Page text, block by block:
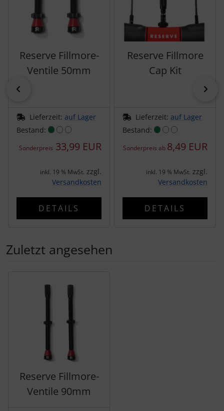
Reserve Fillmore-
Ventile 50mm
Lieferzeit: auf Lager
Bestand:
Sonderpreis 33,99 EUR
inkl. 19 % MwSt. zzgl.
Versandkosten
DETAILS
Reserve Fillmore
Cap Kit
Lieferzeit: auf Lager
Bestand:
Sonderpreis ab 8,49 EUR
inkl. 19 % MwSt. zzgl.
Versandkosten
DETAILS
Zuletzt angesehen
Reserve Fillmore-
Ventile 90mm
Shimano
SILCA
SRM
Stronglight
THM Carbones
tune
Wilier Triestina